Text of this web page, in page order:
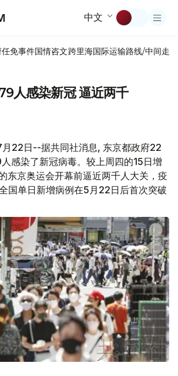
中文
任免事件国情咨文跨里海国际运输路线/中间走廊
人感染新冠 逼近两千
22日--据共同社消息, 东京都政府22
感染了新冠病毒。较上周四的15日增
东京奥运会开幕前逼近两千人大关，疫
国单日新增病例在5月22日后首次突破